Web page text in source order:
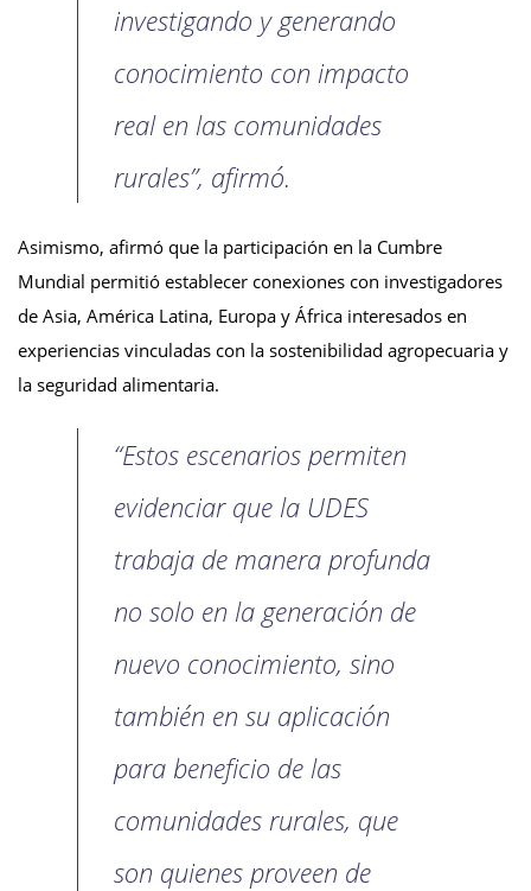
investigando y generando
conocimiento con impacto
real en las comunidades
rurales”, afirmó.
Asimismo, afirmó que la participación en la Cumbre
Mundial permitió establecer conexiones con investigadores
de Asia, América Latina, Europa y África interesados en
experiencias vinculadas con la sostenibilidad agropecuaria y
la seguridad alimentaria.
“Estos escenarios permiten
evidenciar que la UDES
trabaja de manera profunda
no solo en la generación de
nuevo conocimiento, sino
también en su aplicación
para beneficio de las
comunidades rurales, que
son quienes proveen de